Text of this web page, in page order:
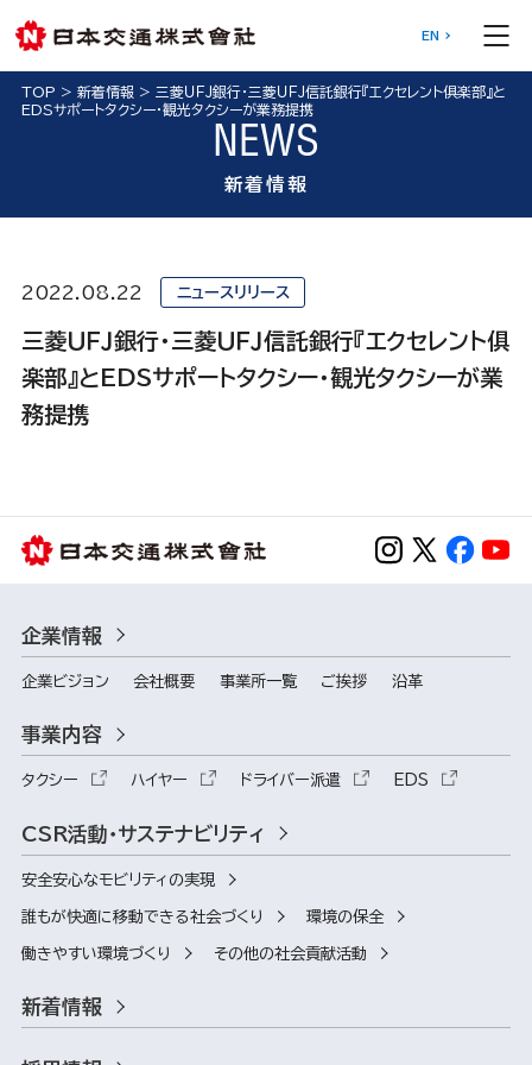
EN
TOP > 新着情報> 三菱ＵＦＪ銀行・三菱ＵＦＪ信託銀行『エクセレント俱楽部』と
EDSサポートタクシー・観光タクシーが業務提携
NEWS
新着情報
2022.08.22 ニュースリリース
三菱ＵＦＪ銀行・三菱ＵＦＪ信託銀行『エクセレント俱
楽部』とEDSサポートタクシー・観光タクシーが業
務提携
企業情報
企業ビジョン 会社概要 事業所一覧 ご挨拶 沿革
事業内容
タクシー ハイヤー ドライバー派遣 EDS
CSR活動・サステナビリティ
安全安心なモビリティの実現
誰もが快適に移動できる社会づくり 環境の保全
働きやすい環境づくり その他の社会貢献活動
新着情報